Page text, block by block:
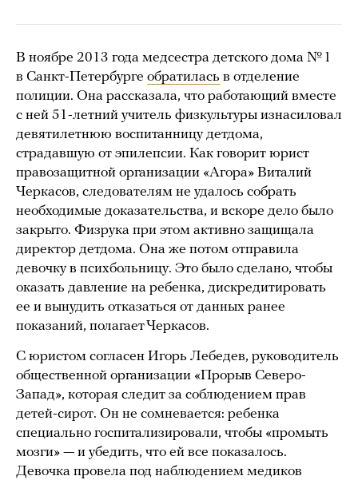
В ноябре 2013 года медсестра детского дома № 1
в Санкт-Петербурге обратилась в отделение
полиции. Она рассказала, что работающий вместе
с ней 51-летний учитель физкультуры изнасиловал
девятилетнюю воспитанницу детдома,
страдавшую от эпилепсии. Как говорит юрист
правозащитной организации «Агора» Виталий
Черкасов, следователям не удалось собрать
необходимые доказательства, и вскоре дело было
закрыто. Физрука при этом активно защищала
директор детдома. Она же потом отправила
девочку в психбольницу. Это было сделано, чтобы
оказать давление на ребенка, дискредитировать
ее и вынудить отказаться от данных ранее
показаний, полагает Черкасов.
С юристом согласен Игорь Лебедев, руководитель
общественной организации «Прорыв Северо-
Запад», которая следит за соблюдением прав
детей-сирот. Он не сомневается: ребенка
специально госпитализировали, чтобы «промыть
мозги» — и убедить, что ей все показалось.
Девочка провела под наблюдением медиков